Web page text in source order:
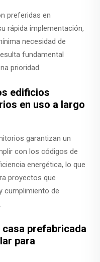
preferidas en
rápida implementación,
necesidad de
fundamental
prioridad.
edificios
en uso a largo
garantizan un
con los códigos de
energética, lo que
proyectos que
cumplimiento de
prefabricada
para